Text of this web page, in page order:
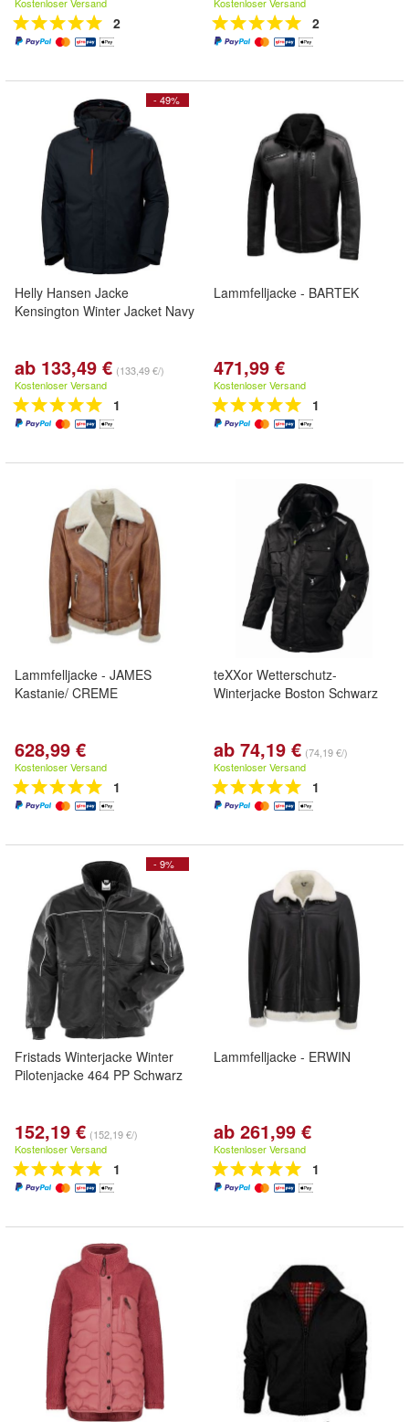
2 2
- 49%
Helly Hansen Jacke
Kensington Winter Jacket Navy
ab 133,49 € (133,49 €/)
Kostenloser Versand
1
Lammfelljacke - BARTEK
471,99 €
Kostenloser Versand
1
Lammfelljacke - JAMES
Kastanie/ CREME
628,99 €
Kostenloser Versand
1
teXXor Wetterschutz-
Winterjacke Boston Schwarz
ab 74,19 € (74,19 €/)
Kostenloser Versand
1
- 9%
Fristads Winterjacke Winter
Pilotenjacke 464 PP Schwarz
152,19 € (152,19 €/)
Kostenloser Versand
1
Lammfelljacke - ERWIN
ab 261,99 €
Kostenloser Versand
1